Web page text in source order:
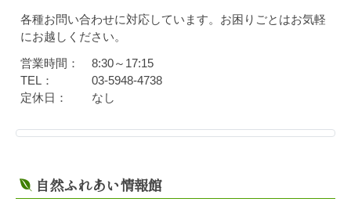
各種お問い合わせに対応しています。お困りごとはお気軽
にお越しください。
営業時間：
8:30～17:15
TEL：
03-5948-4738
定休日：
なし
自然ふれあい情報館